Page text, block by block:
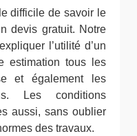
difficile de savoir le
devis gratuit. Notre
l’utilité d’un
estimation tous les
et également les
Les conditions
aussi, sans oublier
des travaux.